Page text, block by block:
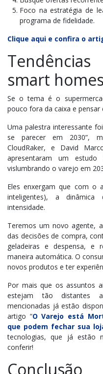
Foco na estratégia de
programa de fidelidade.
Clique aqui e confira o
smart homes
Se o tema é o
pouco fora da caixa e pensar
Uma palestra interessante
se parecer em 2030”,
CloudRaker, e David
apresentaram um estudo
vislumbrando o varejo em
Eles enxergam que com o
inteligentes), a
intensidade.
Teremos um novo agente,
das decisões de compra,
geladeiras e despensa, e
maneira automática. O
novos produtos e ter
Por mais que os assuntos
estejam tão distantes
mencionadas já estão
artigo “O Varejo está
que podem fechar sua
tecnologias, que já estão
conferir!
Conclusão